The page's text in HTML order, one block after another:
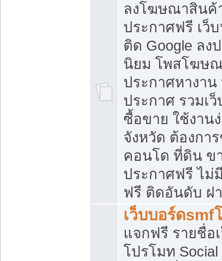
ลงโฆษณาสิน
ประกาศฟรี เว็
ติด Google ลง
นิยม โพสโฆษ
ประกาศหางาน
ประกาศ รวมเ
ซื้อขาย ใช้งาน
จังหวัด ต้องกา
คอนโด ที่ดิน ข
ประกาศฟรี ไม่
ฟรี ติดอันดับ ฝ
เว็บบอร์ดsmf
แจกฟรี รายชื่อ
โปรโมท